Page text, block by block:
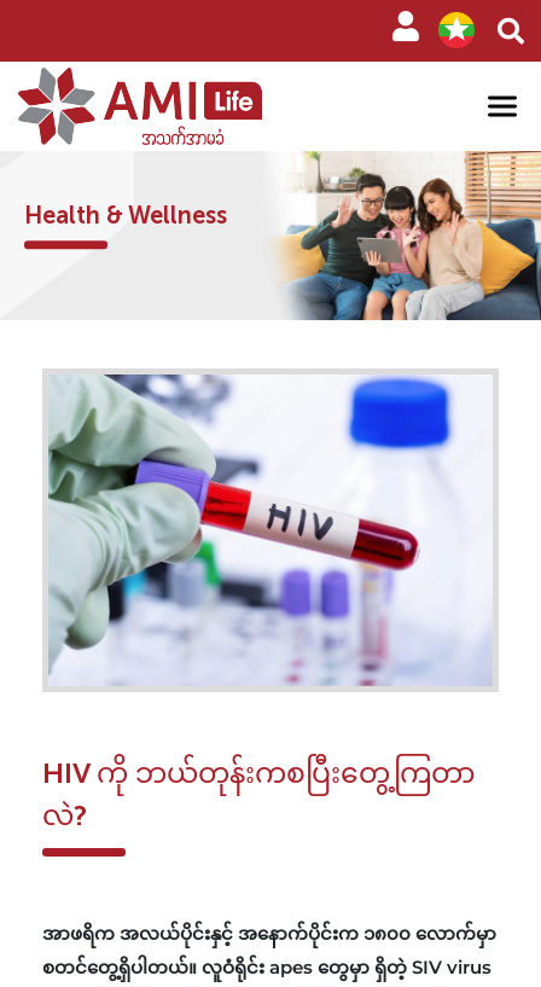
Health & Wellness
HIV ကို ဘယ်တုန်းကစပြီးတွေ့ကြတာ
လဲ?
အာဖရိက အလယ်ပိုင်းနှင့် အနောက်ပိုင်းက ၁၈၀၀ လောက်မှာ
စတင်တွေ့ရှိပါတယ်။ လူဝံရိုင်း apes တွေမှာ ရှိတဲ့ SIV virus